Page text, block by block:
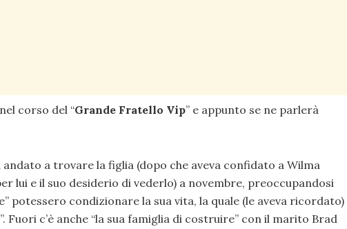
corso del “Grande Fratello Vip” e appunto se ne parlerà
andato a trovare la figlia (dopo che aveva confidato a Wilma
lui e il suo desiderio di vederlo) a novembre, preoccupandosi
potessero condizionare la sua vita, la quale (le aveva ricordato)
Fuori c’è anche “la sua famiglia di costruire” con il marito Brad